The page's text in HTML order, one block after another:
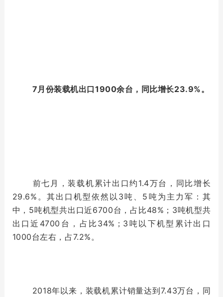
7月份装载机出口1900余台，同比增长23.9%。
前七月，装载机累计出口约1.4万台，同比增长
29.6%。其出口机型依然以3吨、5吨为主力军：其
中，5吨机型共出口近6700台，占比48%；3吨机型共
出口近4700台，占比34%；3吨以下机型累计出口
1000台左右，占7.2%。
2018年以来，装载机累计销量达到7.43万台，同